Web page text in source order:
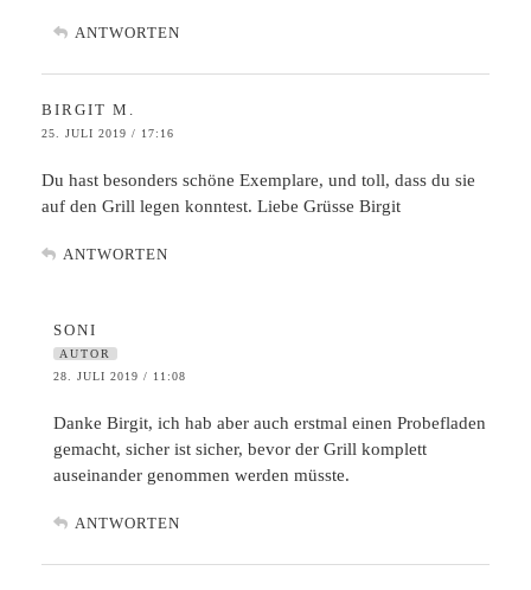
ANTWORTEN
BIRGIT M.
25. JULI 2019 / 17:16
Du hast besonders schöne Exemplare, und toll, dass du sie
auf den Grill legen konntest. Liebe Grüsse Birgit
ANTWORTEN
SONI
AUTOR
28. JULI 2019 / 11:08
Danke Birgit, ich hab aber auch erstmal einen Probefladen
gemacht, sicher ist sicher, bevor der Grill komplett
auseinander genommen werden müsste.
ANTWORTEN